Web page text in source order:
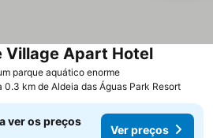
parque aquático enorme
Village Apart Hotel
0.3 km de Aldeia das Águas Park Resort
ver os preços
Ver preços